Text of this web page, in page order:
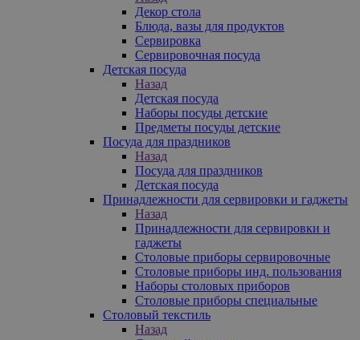
Декор стола
Блюда, вазы для продуктов
Сервировка
Сервировочная посуда
Детская посуда
Назад
Детская посуда
Наборы посуды детские
Предметы посуды детские
Посуда для праздников
Назад
Посуда для праздников
Детская посуда
Принадлежности для сервировки и гаджеты
Назад
Принадлежности для сервировки и
гаджеты
Столовые приборы сервировочные
Столовые приборы инд. пользования
Наборы столовых приборов
Столовые приборы специальные
Столовый текстиль
Назад